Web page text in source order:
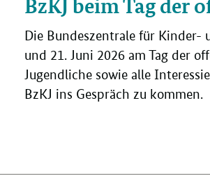
Die Bundeszentrale für Kinder-
und 21. Juni 2026 am Tag der
Jugendliche sowie alle
BzKJ ins Gespräch zu kommen.